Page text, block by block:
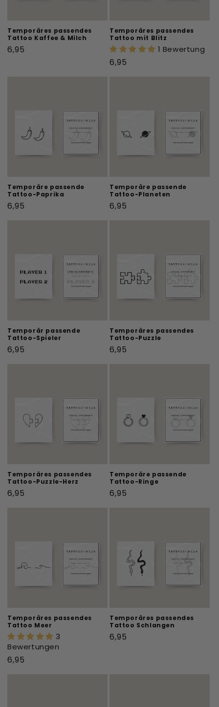
Temporäres passendes
Tattoo Kaffee & Milch
Normaler
6,95
Temporäres passendes
Tattoo mit Blitz
1 Bewertung
Normaler
6,95
Temporäre passende
Tattoo-Paprika
Normaler
6,95
Temporäre passende
Tattoo-Planeten
Normaler
6,95
Temporär passende
Tattoo-Spieler
Normaler
6,95
Temporäres passendes
Tattoo-Puzzle
Normaler
6,95
Temporäres passendes
Tattoo-Puzzle-Herz
Normaler
6,95
Temporäre passende
Tattoo-Ringe
Normaler
6,95
Temporäres passendes
Tattoo Meer
3
Bewertungen
Normaler
6,95
Temporäres passendes
Tattoo Schlangen
Normaler
6,95